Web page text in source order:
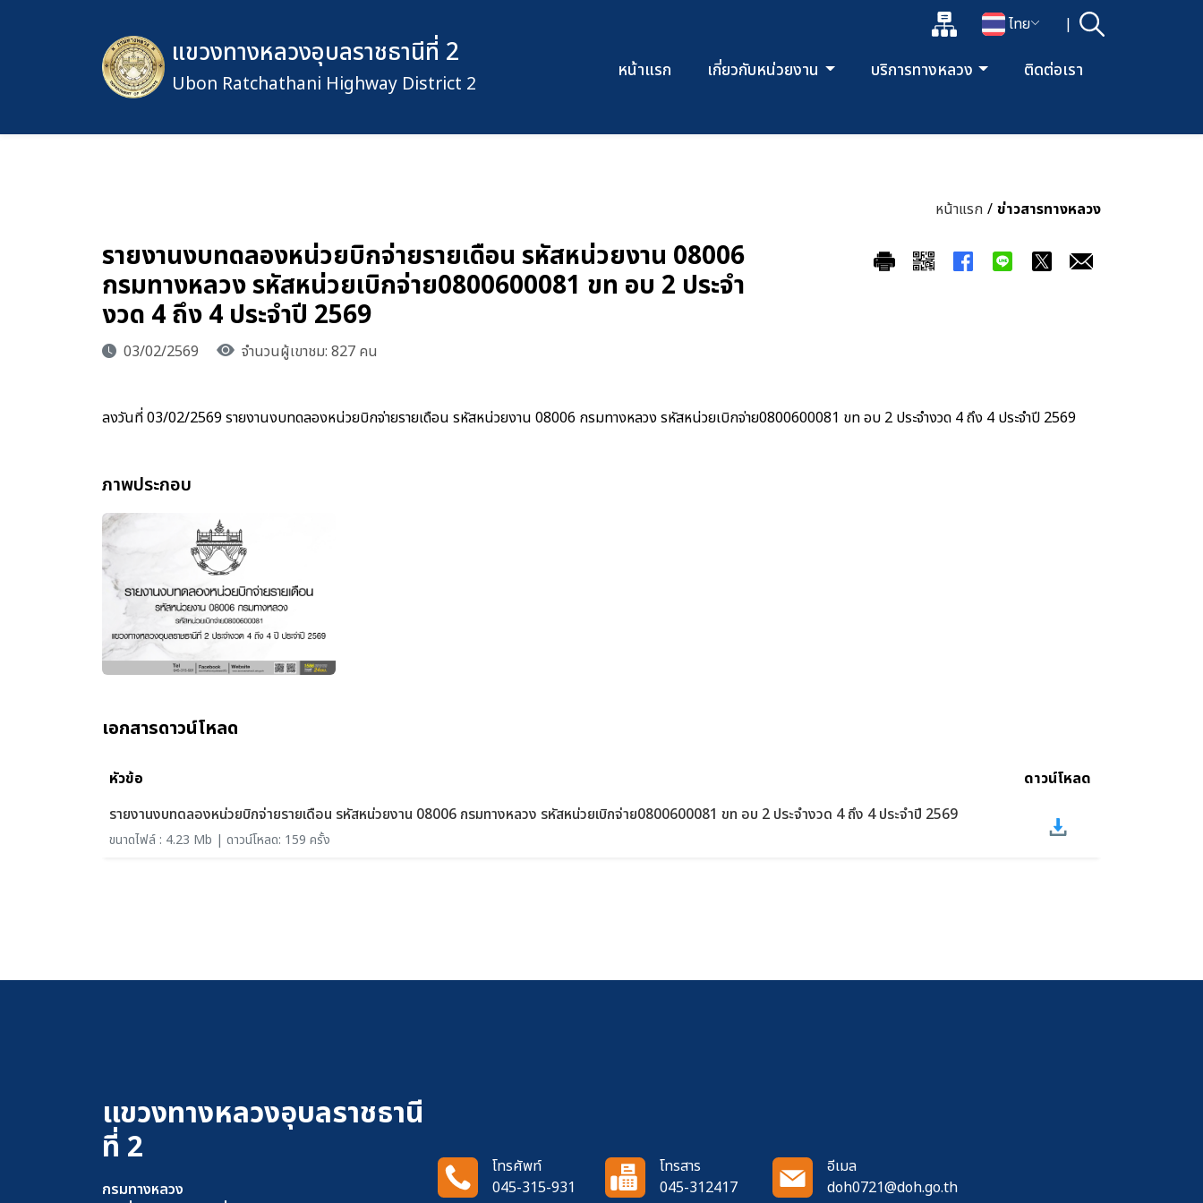
แผนผังเว็บไซต์
เปลี่ยนภาษา
ไทย | ค้นหา
เปิดกล่องค้นหาข้อมูลหลักของเว็บไซต์
แขวงทางหลวงอุบลราชธานีที่ 2
Ubon Ratchathani Highway District 2
หน้าแรก เกี่ยวกับหน่วยงาน บริการทางหลวง ติดต่อเรา
หน้าแรก / ข่าวสารทางหลวง
รายงานงบทดลองหน่วยบิกจ่ายรายเดือน รหัสหน่วยงาน 08006
กรมทางหลวง รหัสหน่วยเบิกจ่าย0800600081 ขท อบ 2 ประจำ
งวด 4 ถึง 4 ประจำปี 2569
03/02/2569 จำนวนผู้เขาชม: 827 คน
ลงวันที่ 03/02/2569 รายงานงบทดลองหน่วยบิกจ่ายรายเดือน รหัสหน่วยงาน 08006 กรมทางหลวง รหัสหน่วยเบิกจ่าย0800600081 ขท อบ 2 ประจำงวด 4 ถึง 4 ประจำปี 2569
ภาพประกอบ
เอกสารดาวน์โหลด
หัวข้อ
ดาวน์โหลด
รายงานงบทดลองหน่วยบิกจ่ายรายเดือน รหัสหน่วยงาน 08006 กรมทางหลวง รหัสหน่วยเบิกจ่าย0800600081 ขท อบ 2 ประจำงวด 4 ถึง 4 ประจำปี 2569
ขนาดไฟล์ : 4.23 Mb | ดาวน์โหลด: 159 ครั้ง
แขวงทางหลวงอุบลราชธานี
ที่ 2
กรมทางหลวง
โทรศัพท์
045-315-931
โทรสาร
045-312417
อีเมล
doh0721@doh.go.th